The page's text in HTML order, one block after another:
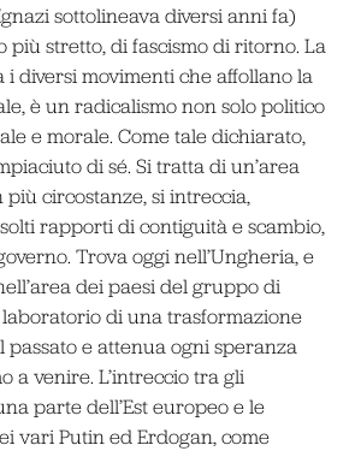
sottolineava diversi anni fa)
più stretto, di fascismo di ritorno. La
i diversi movimenti che affollano la
è un radicalismo non solo politico
e morale. Come tale dichiarato,
di sé. Si tratta di un’area
più circostanze, si intreccia,
rapporti di contiguità e scambio,
Trova oggi nell’Ungheria, e
dei paesi del gruppo di
di una trasformazione
passato e attenua ogni speranza
a venire. L’intreccio tra gli
parte dell’Est europeo e le
vari Putin ed Erdogan, come